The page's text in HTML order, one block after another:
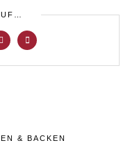
& BACKEN